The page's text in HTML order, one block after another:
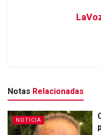
Notas Relacionadas
NOTICIA